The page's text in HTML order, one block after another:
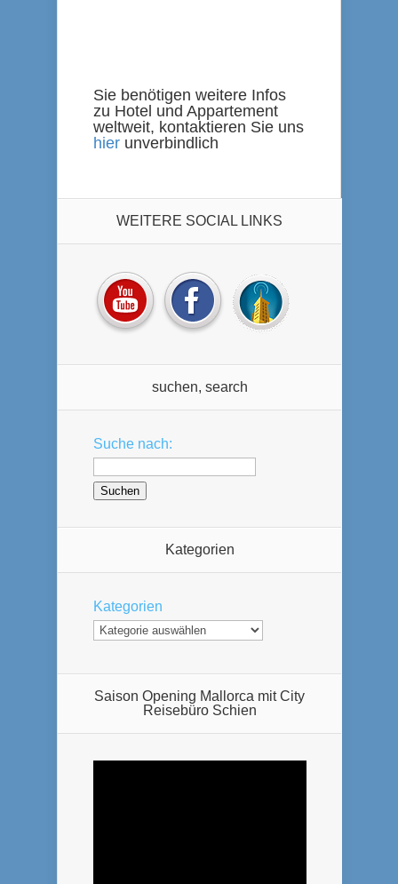
Sie benötigen weitere Infos
zu Hotel und Appartement
weltweit, kontaktieren Sie uns
hier unverbindlich
WEITERE SOCIAL LINKS
suchen, search
Suche nach:
Kategorien
Kategorien
Saison Opening Mallorca mit City
Reisebüro Schien